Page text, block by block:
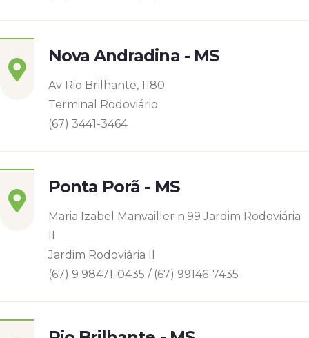
Nova Andradina - MS
Av Rio Brilhante, 1180
Terminal Rodoviário
(67) 3441-3464
Ponta Porã - MS
Maria Izabel Manvailler n.99 Jardim Rodoviária
II
Jardim Rodoviária ll
(67) 9 98471-0435 / (67) 99146-7435